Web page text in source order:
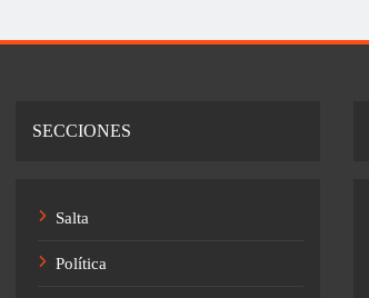
SECCIONES
Salta
Política